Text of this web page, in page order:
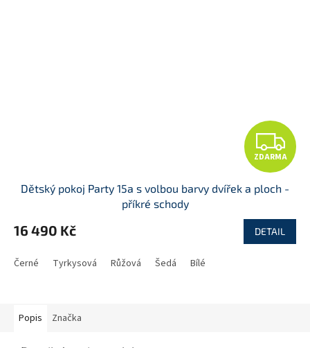
Z
D
A
R
ZDARMA
Dětský pokoj Party 15a s volbou barvy dvířek a ploch -
příkré schody
16 490 Kč DETAIL
Černé Tyrkysová Růžová Šedá Bílé
Popis Značka